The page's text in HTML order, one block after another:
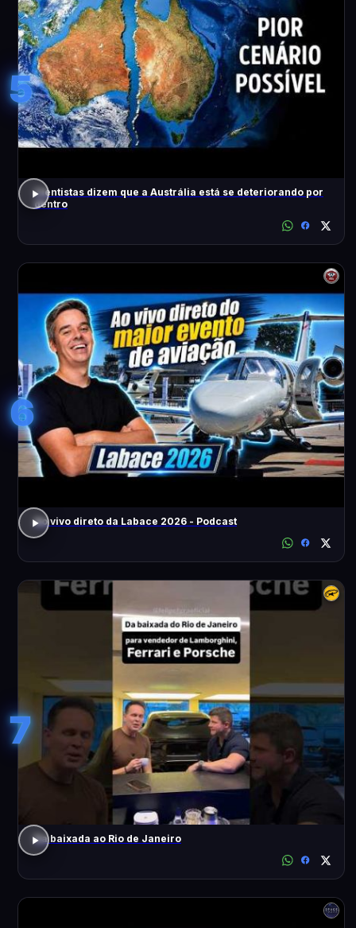
5
Cientistas dizem que a Austrália está se deteriorando por
dentro
6
Ao vivo direto da Labace 2026 - Podcast
7
Da baixada ao Rio de Janeiro